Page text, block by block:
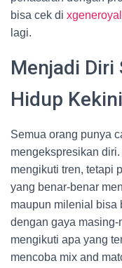
bisa cek di
lagi.
Menjadi Diri
Hidup
Semua orang punya
mengekspresikan
mengikuti tren, tetapi
yang benar-benar
maupun milenial bisa
dengan gaya
mengikuti apa yang
mencoba mix and